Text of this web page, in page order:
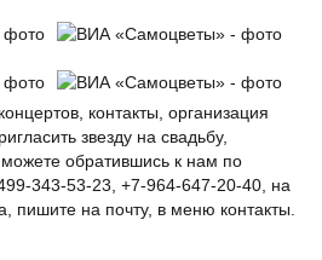
контакты, организация
звезду на свадьбу,
обратившись к нам по
343-53-23, +7-964-647-20-40, на
пишите на почту, в меню контакты.